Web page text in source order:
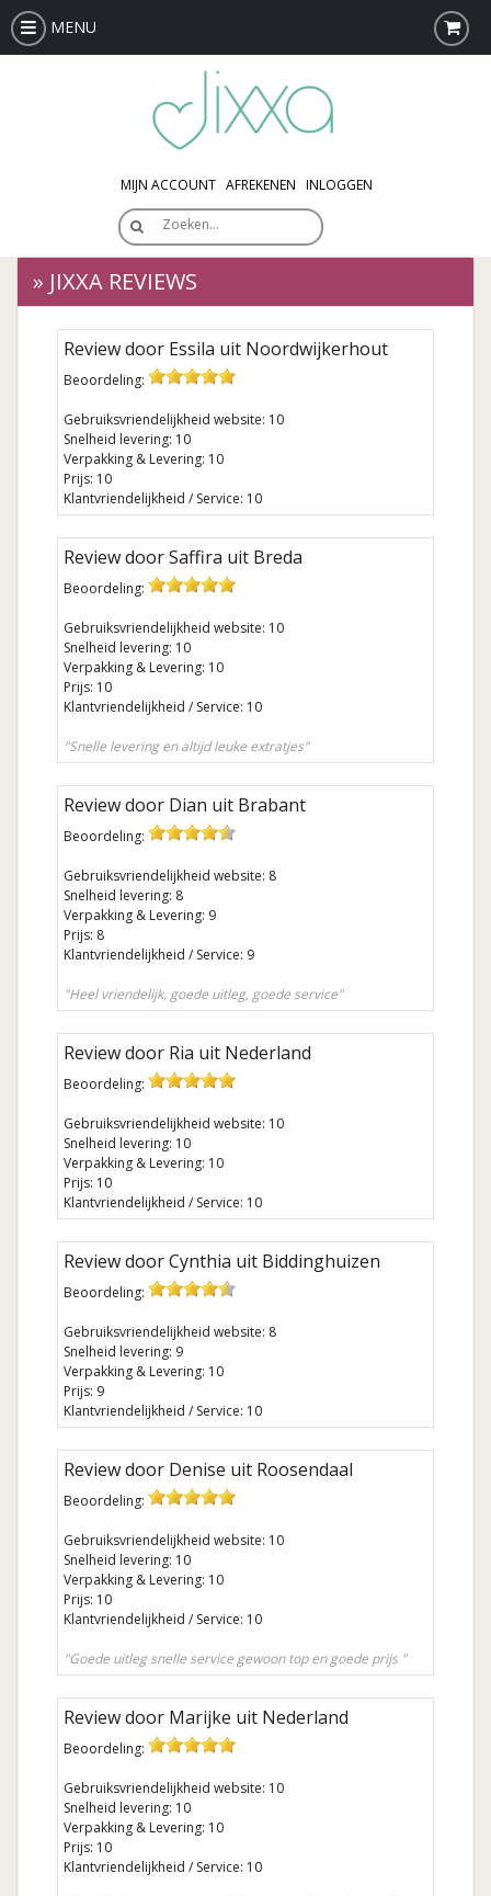
MENU
MIJN ACCOUNT AFREKENEN INLOGGEN
Zoeken…
» JIXXA REVIEWS
Review door Essila uit Noordwijkerhout
Beoordeling:
Gebruiksvriendelijkheid website: 10
Snelheid levering: 10
Verpakking & Levering: 10
Prijs: 10
Klantvriendelijkheid / Service: 10
Review door Saffira uit Breda
Beoordeling:
Gebruiksvriendelijkheid website: 10
Snelheid levering: 10
Verpakking & Levering: 10
Prijs: 10
Klantvriendelijkheid / Service: 10
"Snelle levering en altijd leuke extratjes"
Review door Dian uit Brabant
Beoordeling:
Gebruiksvriendelijkheid website: 8
Snelheid levering: 8
Verpakking & Levering: 9
Prijs: 8
Klantvriendelijkheid / Service: 9
"Heel vriendelijk, goede uitleg, goede service"
Review door Ria uit Nederland
Beoordeling:
Gebruiksvriendelijkheid website: 10
Snelheid levering: 10
Verpakking & Levering: 10
Prijs: 10
Klantvriendelijkheid / Service: 10
Review door Cynthia uit Biddinghuizen
Beoordeling:
Gebruiksvriendelijkheid website: 8
Snelheid levering: 9
Verpakking & Levering: 10
Prijs: 9
Klantvriendelijkheid / Service: 10
Review door Denise uit Roosendaal
Beoordeling:
Gebruiksvriendelijkheid website: 10
Snelheid levering: 10
Verpakking & Levering: 10
Prijs: 10
Klantvriendelijkheid / Service: 10
"Goede uitleg snelle service gewoon top en goede prijs "
Review door Marijke uit Nederland
Beoordeling:
Gebruiksvriendelijkheid website: 10
Snelheid levering: 10
Verpakking & Levering: 10
Prijs: 10
Klantvriendelijkheid / Service: 10